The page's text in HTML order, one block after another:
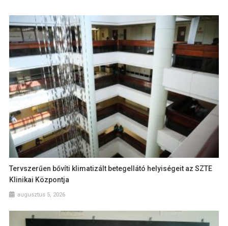
Tervszerűen bővíti klimatizált betegellátó helyiségeit az SZTE
Klinikai Központja
augusztus 5, 2026